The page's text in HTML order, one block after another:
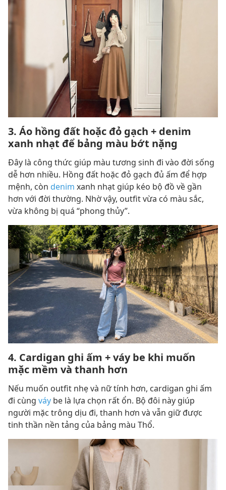
3. Áo hồng đất hoặc đỏ gạch + denim
xanh nhạt để bảng màu bớt nặng
Đây là công thức giúp màu tương sinh đi vào đời sống
dễ hơn nhiều. Hồng đất hoặc đỏ gạch đủ ấm để hợp
mệnh, còn denim xanh nhạt giúp kéo bộ đồ về gần
hơn với đời thường. Nhờ vậy, outfit vừa có màu sắc,
vừa không bị quá “phong thủy”.
4. Cardigan ghi ấm + váy be khi muốn
mặc mềm và thanh hơn
Nếu muốn outfit nhẹ và nữ tính hơn, cardigan ghi ấm
đi cùng váy be là lựa chọn rất ổn. Bộ đôi này giúp
người mặc trông dịu đi, thanh hơn và vẫn giữ được
tinh thần nền tảng của bảng màu Thổ.